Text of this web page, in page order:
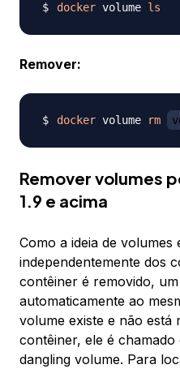
docker volume ls
Remover:
docker volume rm
Remover volumes
1.9 e acima
Como a ideia de volumes
independentemente dos
contêiner é removido,
automaticamente ao
volume existe e não está
contêiner, ele é
dangling volume. Para